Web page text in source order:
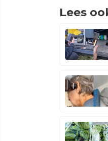
Lees